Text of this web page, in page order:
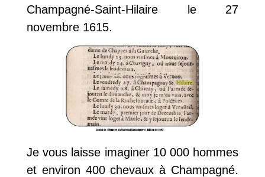
Champagné-Saint-Hilaire le 27
novembre 1615.
Je vous laisse imaginer 10 000 hommes
et environ 400 chevaux à Champagné.